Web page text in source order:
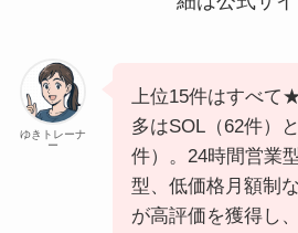
ゆきトレーナ
ー
上位15件はすべて
多はSOL（62件）
件）。24時間営業
型、低価格月額制
が高評価を獲得し